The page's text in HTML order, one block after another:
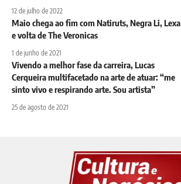
12 de julho de 2022
Maio chega ao fim com Natiruts, Negra Li, Lexa
e volta de The Veronicas
1 de junho de 2021
Vivendo a melhor fase da carreira, Lucas
Cerqueira multifacetado na arte de atuar: “me
sinto vivo e respirando arte. Sou artista”
25 de agosto de 2021